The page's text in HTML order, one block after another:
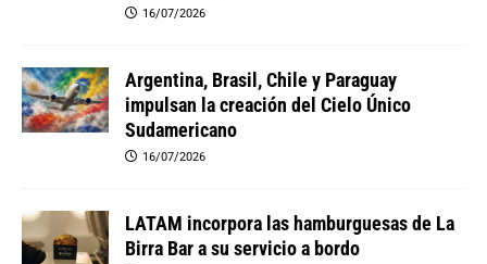
16/07/2026
Argentina, Brasil, Chile y Paraguay
impulsan la creación del Cielo Único
Sudamericano
16/07/2026
LATAM incorpora las hamburguesas de La
Birra Bar a su servicio a bordo